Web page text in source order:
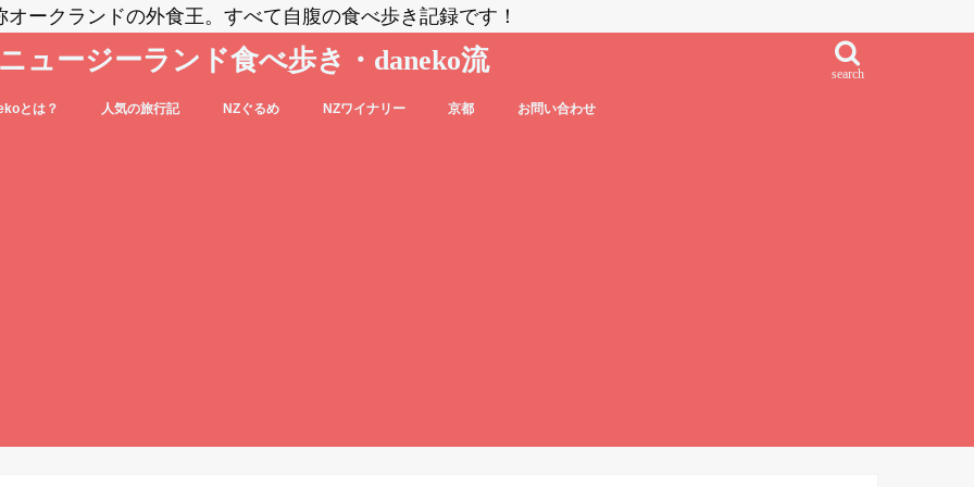
オークランドの外食王。すべて自腹の食べ歩き記録です！
ニュージーランド食べ歩き・daneko流 search
とは？ 人気の旅行記 NZぐるめ NZワイナリー 京都 お問い合わせ